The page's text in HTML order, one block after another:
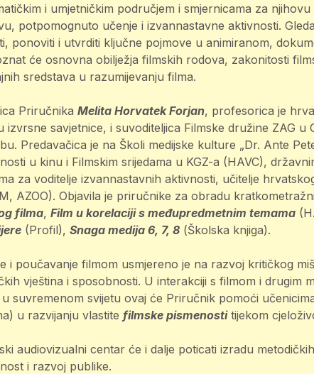
i umjetničkim područjem i smjernicama za
potpomognuto učenje i izvannastavne aktivnosti.
ponoviti i utvrditi ključne pojmove u animiranom,
će osnovna obilježja filmskih rodova, zakonitosti
sredstava u razumijevanju filma.
Priručnika Melita Horvatek Forjan, profesorica je
izvrsne savjetnice, i suvoditeljica Filmske družine ZAG u
Predavačica je na Školi medijske kulture „Dr. Ante
u kinu i Filmskim srijedama u KGZ-a (HAVC),
za voditelje izvannastavnih aktivnosti, učitelje
AZOO). Objavila je priručnike za obradu
filma, Film u korelaciji s međupredmetnim temama
(Profil), Snaga medija 6, 7, 8 (Školska knjiga).
i poučavanje filmom usmjereno je na razvoj kritičkog
vještina i sposobnosti. U interakciji s filmom i drugim
suvremenom svijetu ovaj će Priručnik pomoći
u razvijanju vlastite filmske pismenostitijekom
audiovizualni centar će i dalje poticati izradu
i razvoj publike.